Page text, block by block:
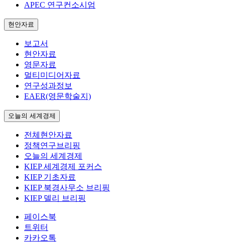
APEC 연구컨소시엄
현안자료
보고서
현안자료
영문자료
멀티미디어자료
연구성과정보
EAER(영문학술지)
오늘의 세계경제
전체현안자료
정책연구브리핑
오늘의 세계경제
KIEP 세계경제 포커스
KIEP 기초자료
KIEP 북경사무소 브리핑
KIEP 델리 브리핑
페이스북
트위터
카카오톡